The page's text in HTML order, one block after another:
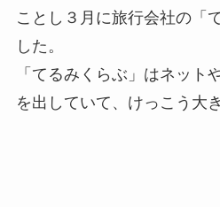
ことし３月に旅行会社の「
した。
「てるみくらぶ」はネット
を出していて、けっこう大